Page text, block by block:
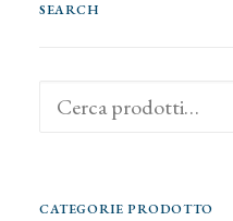
SEARCH
Cerca:
CATEGORIE PRODOTTO